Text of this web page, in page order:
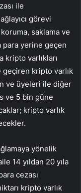
ile
görevi
saklama ve
yerine geçen
kripto varlıkları
geçiren kripto varlık
ve üyeleri ile diğer
ve 5 bin güne
kripto varlık
yönelik
14 yıldan 20 yıla
cezası
kripto varlık